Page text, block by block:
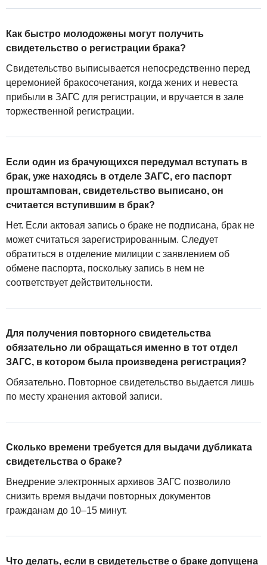
Как быстро молодожены могут получить
свидетельство о регистрации брака?
Свидетельство выписывается непосредственно перед
церемонией бракосочетания, когда жених и невеста
прибыли в ЗАГС для регистрации, и вручается в зале
торжественной регистрации.
Если один из брачующихся передумал вступать в
брак, уже находясь в отделе ЗАГС, его паспорт
проштампован, свидетельство выписано, он
считается вступившим в брак?
Нет. Если актовая запись о браке не подписана, брак не
может считаться зарегистрированным. Следует
обратиться в отделение милиции с заявлением об
обмене паспорта, поскольку запись в нем не
соответствует действительности.
Для получения повторного свидетельства
обязательно ли обращаться именно в тот отдел
ЗАГС, в котором была произведена регистрация?
Обязательно. Повторное свидетельство выдается лишь
по месту хранения актовой записи.
Сколько времени требуется для выдачи дубликата
свидетельства о браке?
Внедрение электронных архивов ЗАГС позволило
снизить время выдачи повторных документов
гражданам до 10–15 минут.
Что делать, если в свидетельстве о браке допущена